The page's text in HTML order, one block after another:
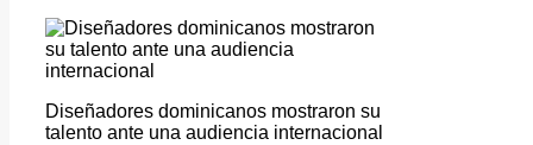
Diseñadores dominicanos mostraron su
talento ante una audiencia internacional